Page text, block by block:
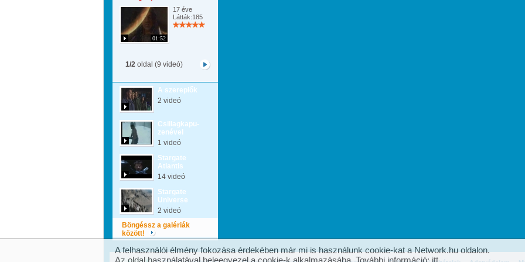
01:52
17 éve
Látták:185
1/2 oldal (9 videó)
A szereplők
2 videó
Csillagkapu-
zenével
1 videó
Stargate
Atlantis
14 videó
Stargate
Universe
2 videó
Böngéssz a galériák
között!
A felhasználói élmény fokozása érdekében már mi is használunk cookie-kat a Network.hu oldalon.
Az oldal használatával beleegyezel a cookie-k alkalmazásába. További információ: itt.